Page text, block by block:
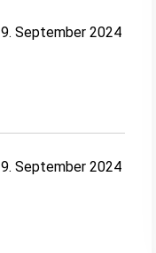
9. September 2024
9. September 2024